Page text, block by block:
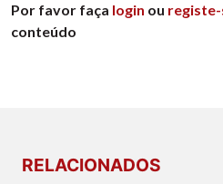
Por favor faça login ou
conteúdo
RELACIONADOS